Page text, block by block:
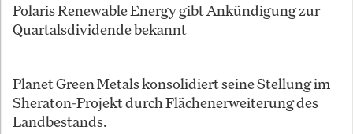
Polaris Renewable Energy gibt Ankündigung zur
Quartalsdividende bekannt
Planet Green Metals konsolidiert seine Stellung im
Sheraton-Projekt durch Flächenerweiterung des
Landbestands.